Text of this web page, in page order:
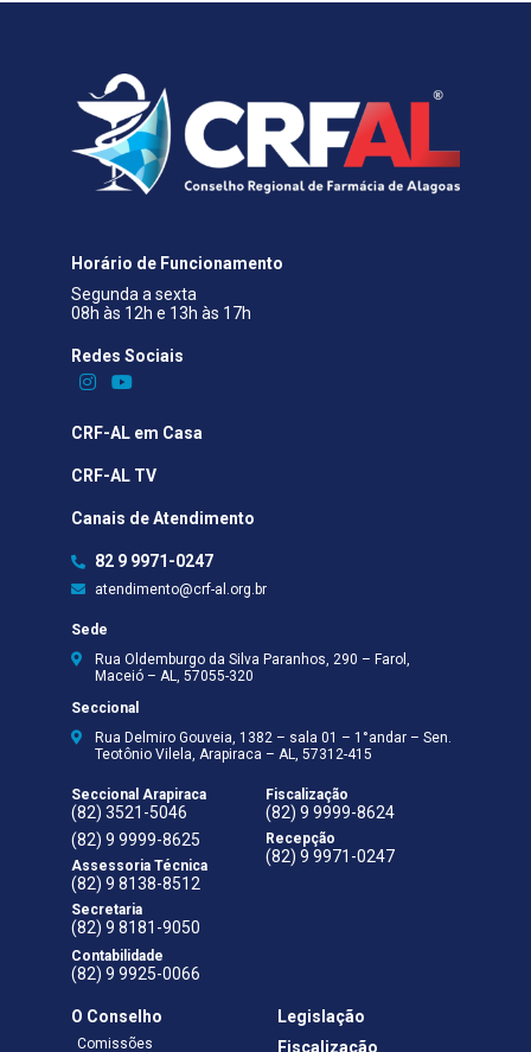
Horário de Funcionamento
Segunda a sexta
08h às 12h e 13h às 17h
Redes Sociais​
CRF-AL em Casa
CRF-AL TV
Canais de Atendimento
82 9 9971-0247
atendimento@crf-al.org.br
Sede
Rua Oldemburgo da Silva Paranhos, 290 – Farol,
Maceió – AL, 57055-320
Seccional
Rua Delmiro Gouveia, 1382 – sala 01 – 1°andar – Sen.
Teotônio Vilela, Arapiraca – AL, 57312-415
Seccional Arapiraca
(82) 3521-5046
(82) 9 9999-8625
Assessoria Técnica
(82) 9 8138-8512
Secretaria
(82) 9 8181-9050
Contabilidade
(82) 9 9925-0066
Fiscalização
(82) 9 9999-8624
Recepção
(82) 9 9971-0247
O Conselho
Comissões
Legislação
Fiscalização